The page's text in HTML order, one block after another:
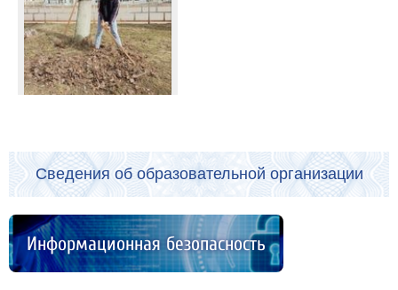
Сведения об образовательной организации
Информационная безопасность